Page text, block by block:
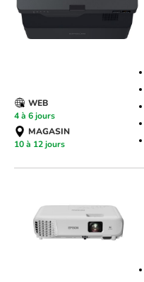
WEB
4 à 6 jours
MAGASIN
10 à 12 jours